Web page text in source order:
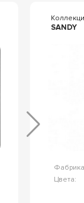
SANDY
Цвета: